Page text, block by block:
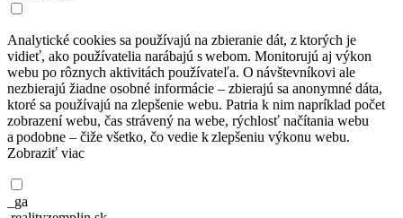
Analytické cookies sa používajú na zbieranie dát, z ktorých je
vidieť, ako používatelia narábajú s webom. Monitorujú aj výkon
webu po rôznych aktivitách používateľa. O návštevníkovi ale
nezbierajú žiadne osobné informácie – zbierajú sa anonymné dáta,
ktoré sa používajú na zlepšenie webu. Patria k nim napríklad počet
zobrazení webu, čas strávený na webe, rýchlosť načítania webu
a podobne – čiže všetko, čo vedie k zlepšeniu výkonu webu.
Zobraziť viac
_ga